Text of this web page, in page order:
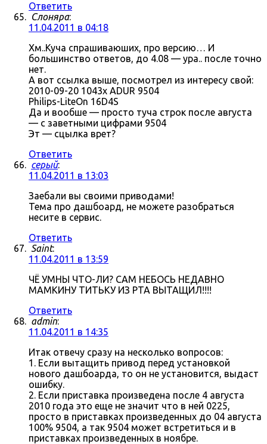
Ответить
Слоняра:
11.04.2011 в 04:18
Хм..Куча спрашиваюших, про версию… И
большинство ответов, до 4.08 — ура.. после точно
нет.
А вот ссылка выше, посмотрел из интересу свой:
2010-09-20 1043x ADUR 9504
Philips-LiteOn 16D4S
Да и вообше — просто туча строк после августа
— с заветными цифрами 9504
Эт — сцылка врет?
Ответить
серый:
11.04.2011 в 13:03
Заебали вы своими приводами!
Тема про дашбоард, не можете разобраться
несите в сервис.
Ответить
Saint:
11.04.2011 в 13:59
ЧЁ УМНЫ ЧТО-ЛИ? САМ НЕБОСЬ НЕДАВНО
МАМКИНУ ТИТЬКУ ИЗ РТА ВЫТАЩИЛ!!!!
Ответить
admin:
11.04.2011 в 14:35
Итак отвечу сразу на несколько вопросов:
1. Если вытащить привод перед установкой
нового дашбоарда, то он не установится, выдаст
ошибку.
2. Если приставка произведена после 4 августа
2010 года это еще не значит что в ней 0225,
просто в приставках произведенных до 04 августа
100% 9504, а так 9504 может встретиться и в
приставках произведенных в ноябре.